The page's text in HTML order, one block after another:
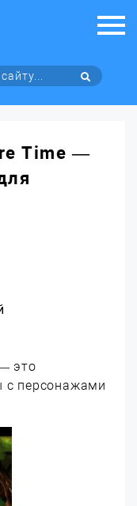
Time —
это
с персонажами